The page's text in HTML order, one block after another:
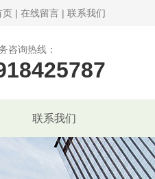
页 | 在线留言 | 联系我们
咨询热线：
联系我们